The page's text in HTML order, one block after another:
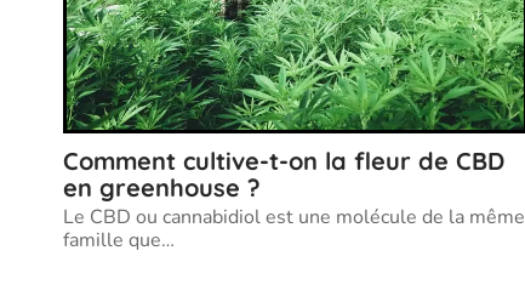
Comment cultive-t-on la fleur de CBD
en greenhouse ?
Le CBD ou cannabidiol est une molécule de la même
famille que…